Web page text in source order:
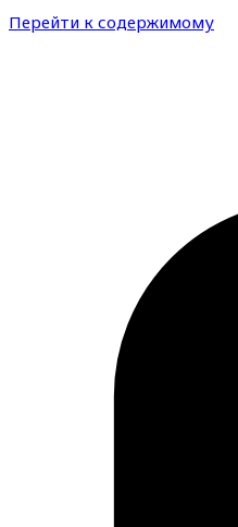
Перейти к содержимому